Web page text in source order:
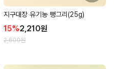
지구대장 유기농 뻥그리(25g)
15%2,210원
2,600원